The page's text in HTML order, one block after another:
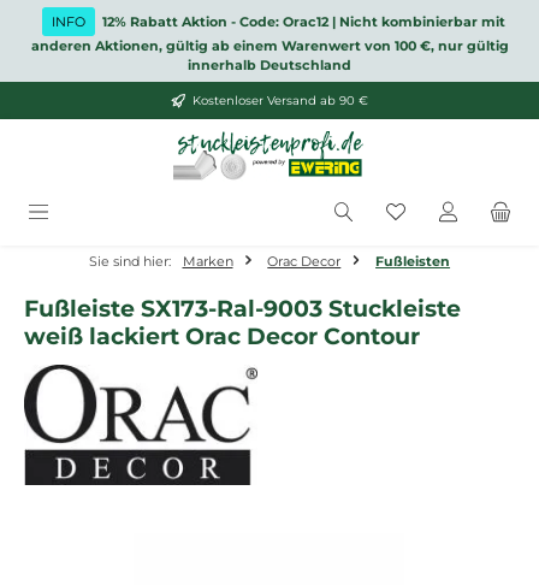
Zum Hauptinhalt springen
INFO
12% Rabatt Aktion - Code: Orac12 | Nicht kombinierbar mit
anderen Aktionen, gültig ab einem Warenwert von 100 €, nur gültig
innerhalb Deutschland
Kostenloser Versand ab 90 €
Du hast 0
Sie sind hier: Marken Orac Decor Fußleisten
Fußleiste SX173-Ral-9003 Stuckleiste
weiß lackiert Orac Decor Contour